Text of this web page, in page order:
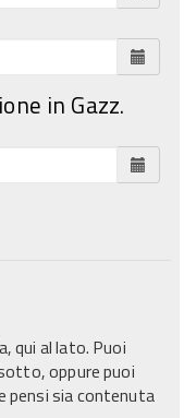
in Gazz.
qui al lato. Puoi
oppure puoi
pensi sia contenuta